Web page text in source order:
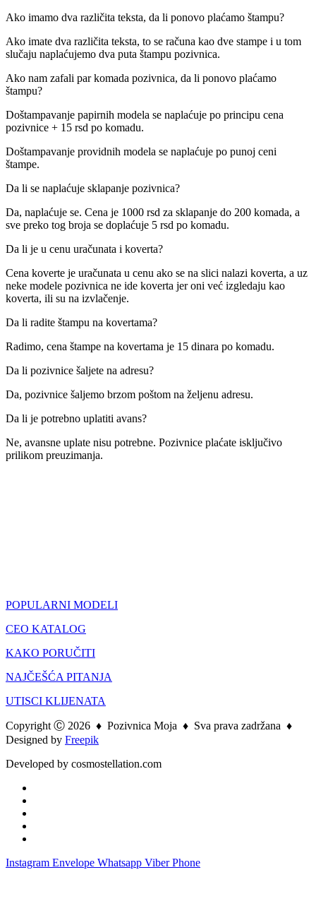
Ako imamo dva različita teksta, da li ponovo plaćamo štampu?
Ako imate dva različita teksta, to se računa kao dve stampe i u tom
slučaju naplaćujemo dva puta štampu pozivnica.
Ako nam zafali par komada pozivnica, da li ponovo plaćamo
štampu?
Doštampavanje papirnih modela se naplaćuje po principu cena
pozivnice + 15 rsd po komadu.
Doštampavanje providnih modela se naplaćuje po punoj ceni
štampe.
Da li se naplaćuje sklapanje pozivnica?
Da, naplaćuje se. Cena je 1000 rsd za sklapanje do 200 komada, a
sve preko tog broja se doplaćuje 5 rsd po komadu.
Da li je u cenu uračunata i koverta?
Cena koverte je uračunata u cenu ako se na slici nalazi koverta, a uz
neke modele pozivnica ne ide koverta jer oni već izgledaju kao
koverta, ili su na izvlačenje.
Da li radite štampu na kovertama?
Radimo, cena štampe na kovertama je 15 dinara po komadu.
Da li pozivnice šaljete na adresu?
Da, pozivnice šaljemo brzom poštom na željenu adresu.
Da li je potrebno uplatiti avans?
Ne, avansne uplate nisu potrebne. Pozivnice plaćate isključivo
prilikom preuzimanja.
POPULARNI MODELI
CEO KATALOG
KAKO PORUČITI
NAJČEŠĆA PITANJA
UTISCI KLIJENATA
Copyright Ⓒ 2026 ♦ Pozivnica Moja ♦ Sva prava zadržana ♦
Designed by Freepik
Developed by cosmostellation.com
Instagram Envelope Whatsapp Viber Phone